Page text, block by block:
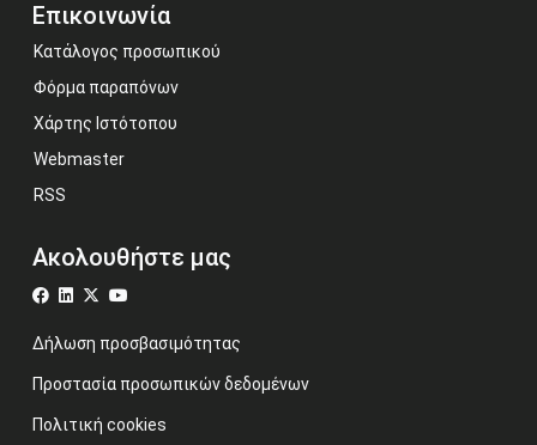
Επικοινωνία
Κατάλογος προσωπικού
Φόρμα παραπόνων
Χάρτης Ιστότοπου
Webmaster
RSS
Ακολουθήστε μας
Δήλωση προσβασιμότητας
Προστασία προσωπικών δεδομένων
Πολιτική cookies